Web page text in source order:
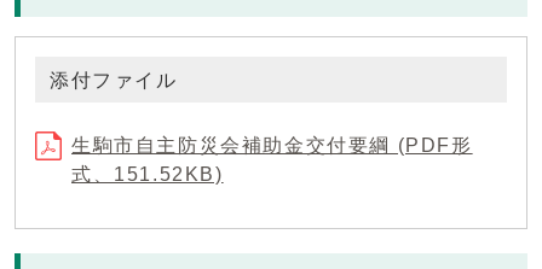
添付ファイル
生駒市自主防災会補助金交付要綱 (PDF形
式、151.52KB)